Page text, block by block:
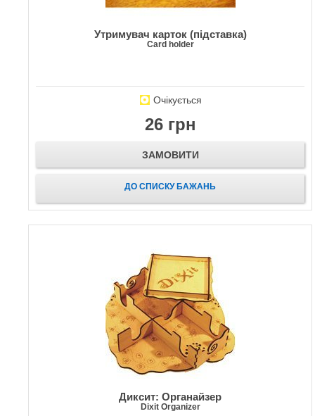
Утримувач карток (підставка)
Card holder
Очікується
26 грн
ЗАМОВИТИ
ДО СПИСКУ БАЖАНЬ
Диксит: Органайзер
Dixit Organizer